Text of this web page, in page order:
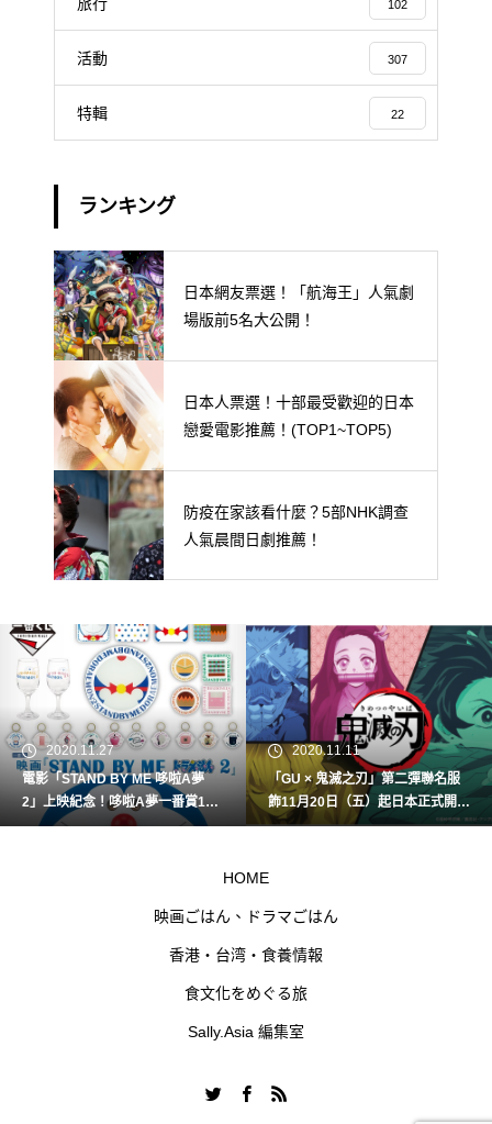
102
活動 307
特輯 22
ランキング
日本網友票選！「航海王」人氣劇
場版前5名大公開！
日本人票選！十部最受歡迎的日本
戀愛電影推薦！(TOP1~TOP5)
防疫在家該看什麼？5部NHK調查
人氣晨間日劇推薦！
2020.11.27
電影「STAND BY ME 哆啦A夢
2」上映紀念！哆啦A夢一番賞12
月5日(六)開賣！
2020.11.11
「GU × 鬼滅之刃」第二彈聯名服
飾11月20日（五）起日本正式開
賣！
HOME
映画ごはん、ドラマごはん
香港・台湾・食養情報
食文化をめぐる旅
Sally.Asia 編集室